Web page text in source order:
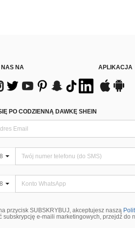
NA APLIKACJA
PO CODZIENNĄ DAWKĘ SHEIN
przycisk SUBSKRYBUJ, akceptujesz naszą
subskrypcję e-maili marketingowych, przejdź do